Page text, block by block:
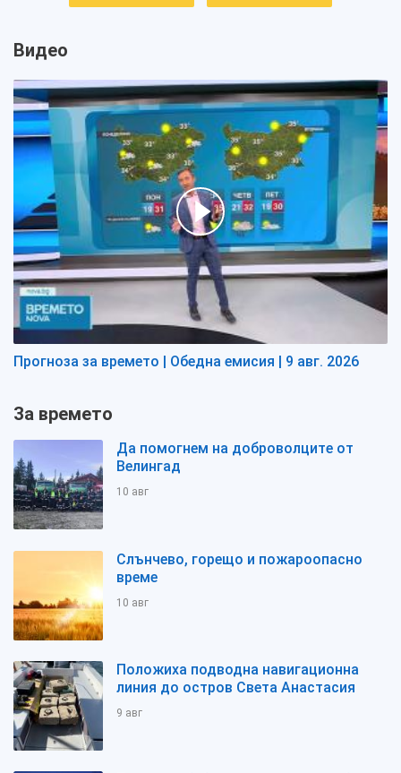
Видео
Прогноза за времето | Обедна емисия | 9 авг. 2026
За времето
Да помогнем на доброволците от
Велингад
10 авг
Слънчево, горещо и пожароопасно
време
10 авг
Положиха подводна навигационна
линия до остров Света Анастасия
9 авг